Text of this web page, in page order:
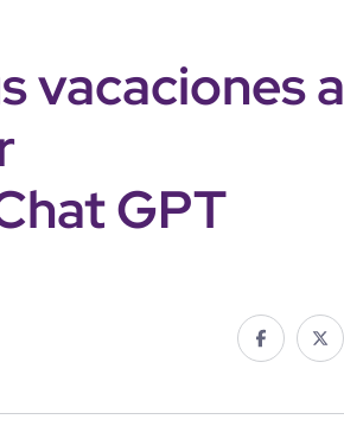
vacaciones a
GPT